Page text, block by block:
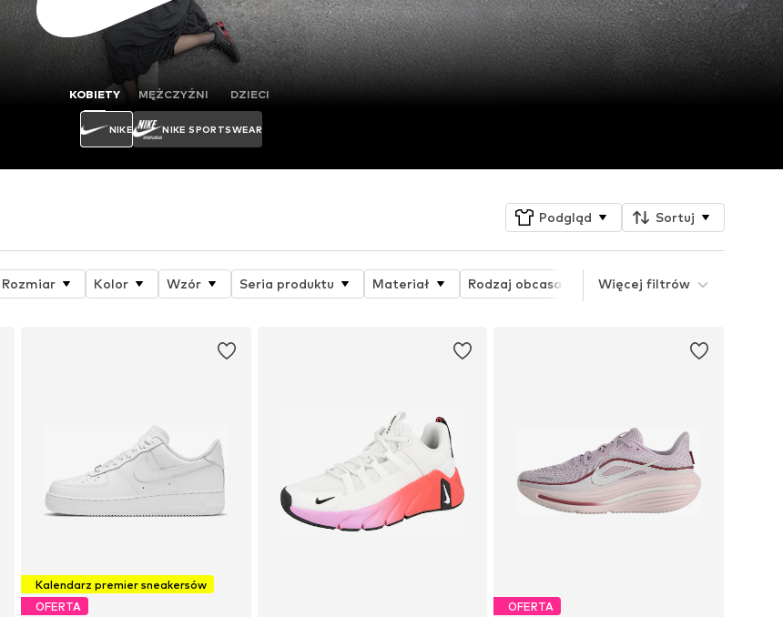
KOBIETY MĘŻCZYŹNI DZIECI
NIKE NIKE SPORTSWEAR
Podgląd Sortuj
Rozmiar Kolor Wzór Seria produktu Materiał Rodzaj obcasa Wysokość obcasa
Więcej filtrów
Kalendarz premier sneakersów
OFERTA
OFERTA